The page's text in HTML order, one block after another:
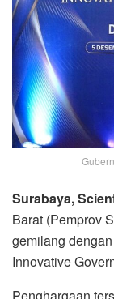
Surabaya,
Barat (Pemprov
gemilang
Innovative